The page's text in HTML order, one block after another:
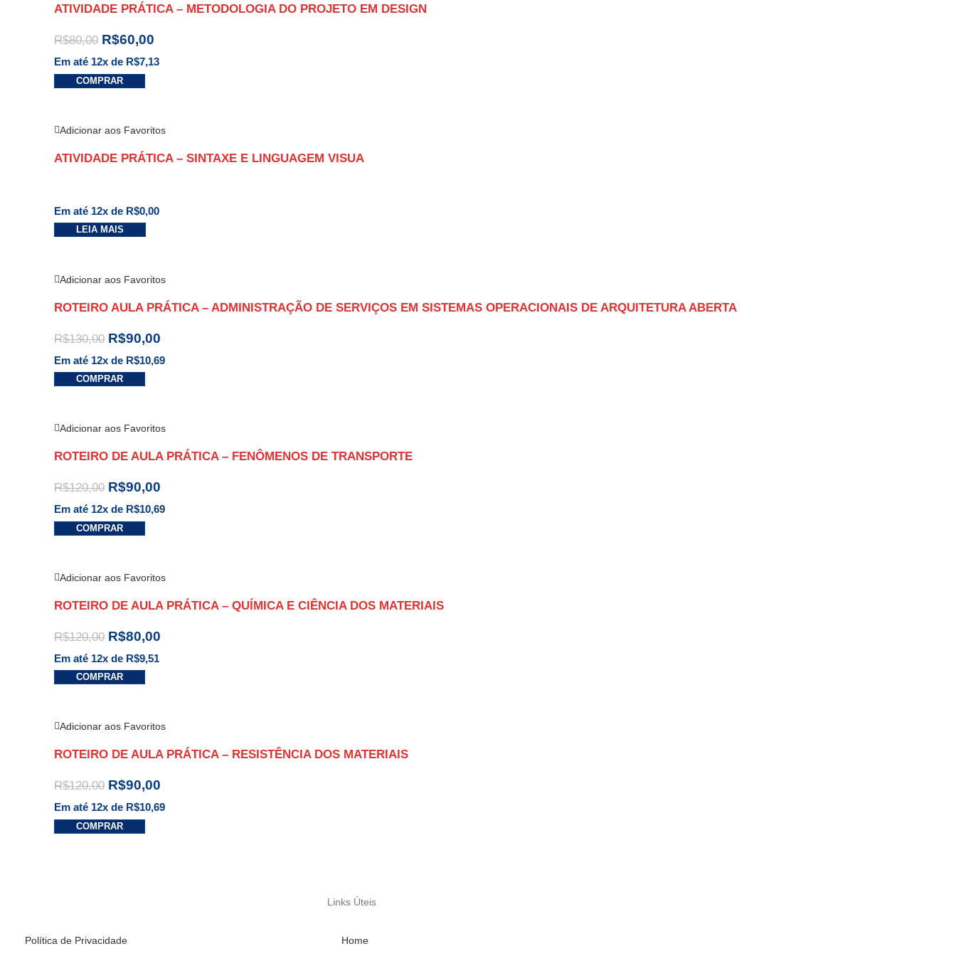
ATIVIDADE PRÁTICA – METODOLOGIA DO PROJETO EM DESIGN
R$80,00 R$60,00
Em até 12x de R$7,13
COMPRAR
Adicionar aos Favoritos
ATIVIDADE PRÁTICA – SINTAXE E LINGUAGEM VISUA
Em até 12x de R$0,00
LEIA MAIS
Adicionar aos Favoritos
ROTEIRO AULA PRÁTICA – ADMINISTRAÇÃO DE SERVIÇOS EM SISTEMAS OPERACIONAIS DE ARQUITETURA ABERTA
R$130,00 R$90,00
Em até 12x de R$10,69
COMPRAR
Adicionar aos Favoritos
ROTEIRO DE AULA PRÁTICA – FENÔMENOS DE TRANSPORTE
R$120,00 R$90,00
Em até 12x de R$10,69
COMPRAR
Adicionar aos Favoritos
ROTEIRO DE AULA PRÁTICA – QUÍMICA E CIÊNCIA DOS MATERIAIS
R$120,00 R$80,00
Em até 12x de R$9,51
COMPRAR
Adicionar aos Favoritos
ROTEIRO DE AULA PRÁTICA – RESISTÊNCIA DOS MATERIAIS
R$120,00 R$90,00
Em até 12x de R$10,69
COMPRAR
Política de Privacidade
Links Úteis
Home